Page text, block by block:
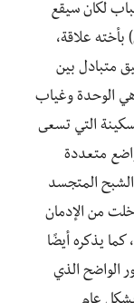
لكان سيقع
علاقة،
متبادل بين
وهي الوحدة وغياب
التي تسعى
متعددة
المتجسد
خلت من الإدمان
كما يذكره أيضًا
الواضح الذي